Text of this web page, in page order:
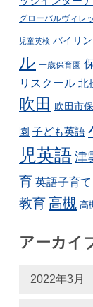
グローバルヴィレ
児童英検 バイリ
ル 一歳保育園
リスクール 北
吹田 吹田市
園 子ども英語
児英語 津
育 英語子育て
教育 高槻 高
アーカイ
2022年3月